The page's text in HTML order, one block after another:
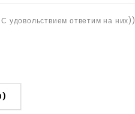
удовольствием ответим на них))